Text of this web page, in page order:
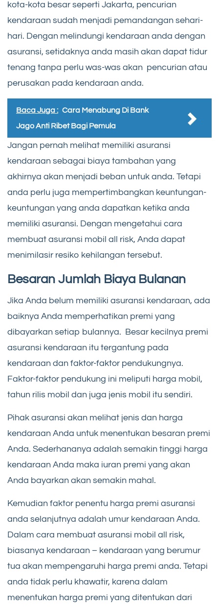
kota-kota besar seperti Jakarta, pencurian
kendaraan sudah menjadi pemandangan sehari-
hari. Dengan melindungi kendaraan anda dengan
asuransi, setidaknya anda masih akan dapat tidur
tenang tanpa perlu was-was akan pencurian atau
perusakan pada kendaraan anda.
Baca Juga : Cara Menabung Di Bank
Jago Anti Ribet Bagi Pemula
Jangan pernah melihat memiliki asuransi
kendaraan sebagai biaya tambahan yang
akhirnya akan menjadi beban untuk anda. Tetapi
anda perlu juga mempertimbangkan keuntungan-
keuntungan yang anda dapatkan ketika anda
memiliki asuransi. Dengan mengetahui cara
membuat asuransi mobil all risk, Anda dapat
menimilasir resiko kehilangan tersebut.
Besaran Jumlah Biaya Bulanan
Jika Anda belum memiliki asuransi kendaraan, ada
baiknya Anda memperhatikan premi yang
dibayarkan setiap bulannya. Besar kecilnya premi
asuransi kendaraan itu tergantung pada
kendaraan dan faktor-faktor pendukungnya.
Faktor-faktor pendukung ini meliputi harga mobil,
tahun rilis mobil dan juga jenis mobil itu sendiri.
Pihak asuransi akan melihat jenis dan harga
kendaraan Anda untuk menentukan besaran premi
Anda. Sederhananya adalah semakin tinggi harga
kendaraan Anda maka iuran premi yang akan
Anda bayarkan akan semakin mahal.
Kemudian faktor penentu harga premi asuransi
anda selanjutnya adalah umur kendaraan Anda.
Dalam cara membuat asuransi mobil all risk,
biasanya kendaraan – kendaraan yang berumur
tua akan mempengaruhi harga premi anda. Tetapi
anda tidak perlu khawatir, karena dalam
menentukan harga premi yang ditentukan dari